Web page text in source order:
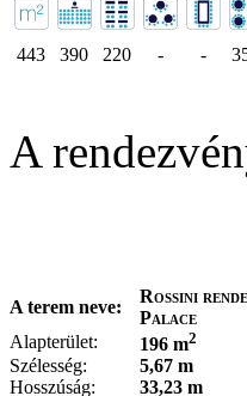
443 390 220 - -
A
A terem neve:
Rossini
Palace
Alapterület:
196 m2
Szélesség:
5,67 m
Hosszúság:
33,23 m